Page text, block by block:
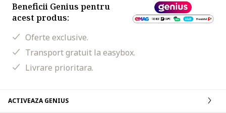
Beneficii Genius pentru
acest produs:
Oferte exclusive.
Transport gratuit la easybox.
Livrare prioritara.
ACTIVEAZA GENIUS